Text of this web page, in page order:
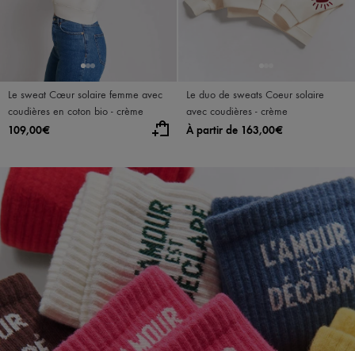
Le sweat Cœur solaire femme avec
coudières en coton bio - crème
109,00€
Le duo de sweats Coeur solaire
avec coudières - crème
À partir de 163,00€